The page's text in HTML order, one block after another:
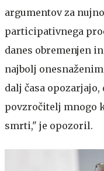
argumentov za
participativnega
danes obremenjen
najbolj
dalj časa
povzročitelj mnogo
smrti," je opozoril.